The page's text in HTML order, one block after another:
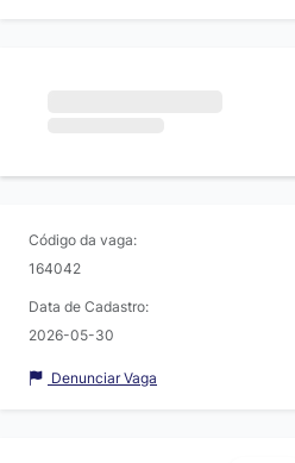
Código da vaga:
164042
Data de Cadastro:
2026-05-30
Denunciar Vaga